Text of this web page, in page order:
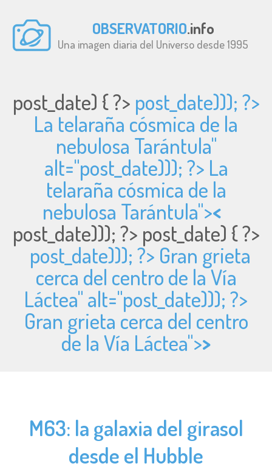
OBSERVATORIO.info
Una imagen diaria del Universo desde 1995
post_date) { ?> post_date))); ?>
La telaraña cósmica de la
nebulosa Tarántula"
alt="post_date))); ?> La
telaraña cósmica de la
nebulosa Tarántula"><
post_date))); ?> post_date) { ?>
post_date))); ?> Gran grieta
cerca del centro de la Vía
Láctea" alt="post_date))); ?>
Gran grieta cerca del centro
de la Vía Láctea">>
M63: la galaxia del girasol
desde el Hubble